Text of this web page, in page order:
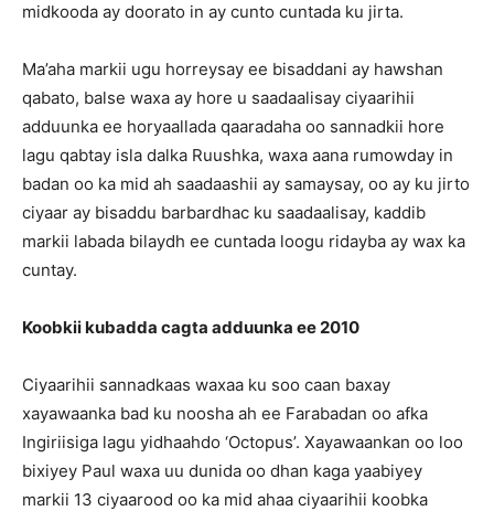
midkooda ay doorato in ay cunto cuntada ku jirta.
Ma’aha markii ugu horreysay ee bisaddani ay hawshan
qabato, balse waxa ay hore u saadaalisay ciyaarihii
adduunka ee horyaallada qaaradaha oo sannadkii hore
lagu qabtay isla dalka Ruushka, waxa aana rumowday in
badan oo ka mid ah saadaashii ay samaysay, oo ay ku jirto
ciyaar ay bisaddu barbardhac ku saadaalisay, kaddib
markii labada bilaydh ee cuntada loogu ridayba ay wax ka
cuntay.
Koobkii kubadda cagta adduunka ee 2010
Ciyaarihii sannadkaas waxaa ku soo caan baxay
xayawaanka bad ku noosha ah ee Farabadan oo afka
Ingiriisiga lagu yidhaahdo ‘Octopus’. Xayawaankan oo loo
bixiyey Paul waxa uu dunida oo dhan kaga yaabiyey
markii 13 ciyaarood oo ka mid ahaa ciyaarihii koobka